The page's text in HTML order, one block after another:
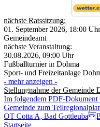
nächste Ratssitzung:
01. September 2026, 18:00
Gemeindeamt
nächste Veranstaltung:
30.08.2026, 09:00 Uhr
Fußballturnier in Dohma
Sport- und Freizeitanlage
- mehr anzeigen -
Stellungnahme der Gemeinde
Im folgendem PDF-Dokument
Gemeinde zum
OT Cotta A, Bad
Startseite